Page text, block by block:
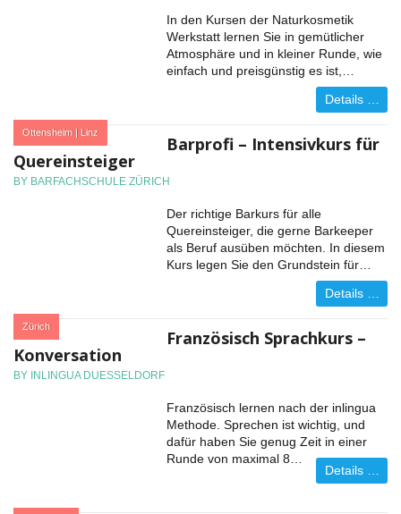
Ottensheim | Linz
In den Kursen der Naturkosmetik
Werkstatt lernen Sie in gemütlicher
Atmosphäre und in kleiner Runde, wie
einfach und preisgünstig es ist,…
Details …
Barprofi – Intensivkurs für
Quereinsteiger
BY BARFACHSCHULE ZÜRICH
Zürich
Der richtige Barkurs für alle
Quereinsteiger, die gerne Barkeeper
als Beruf ausüben möchten. In diesem
Kurs legen Sie den Grundstein für…
Details …
Französisch Sprachkurs –
Konversation
BY INLINGUA DUESSELDORF
Französisch lernen nach der inlingua
Methode. Sprechen ist wichtig, und
dafür haben Sie genug Zeit in einer
Runde von maximal 8…
Details …